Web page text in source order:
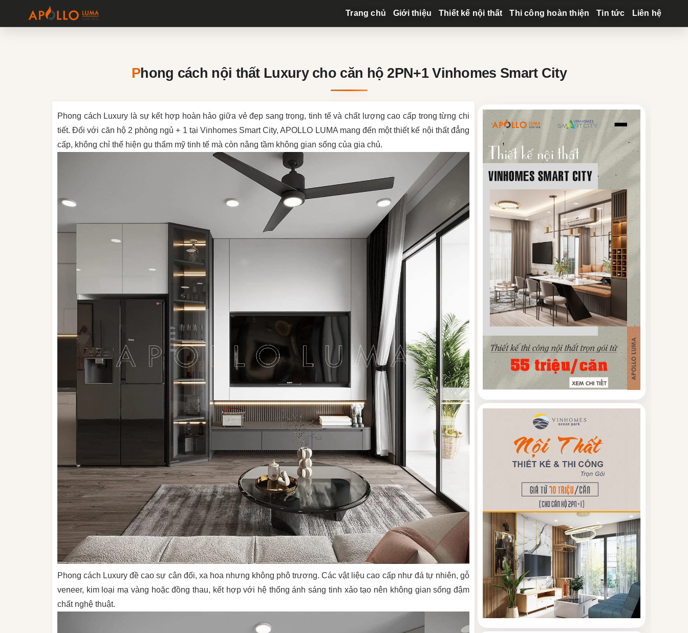
Trang chủ Giới thiệu Thiết kế nội thất Thi công hoàn thiện Tin tức Liên hệ
Phong cách nội thất Luxury cho căn hộ 2PN+1 Vinhomes Smart City
Phong cách Luxury là sự kết hợp hoàn hảo giữa vẻ đẹp sang trọng, tinh tế và chất lượng cao cấp trong từng chi
tiết. Đối với căn hộ 2 phòng ngủ + 1 tại Vinhomes Smart City, APOLLO LUMA mang đến một thiết kế nội thất đẳng
cấp, không chỉ thể hiện gu thẩm mỹ tinh tế mà còn nâng tầm không gian sống của gia chủ.
Phong cách Luxury đề cao sự cân đối, xa hoa nhưng không phô trương. Các vật liệu cao cấp như đá tự nhiên, gỗ
veneer, kim loại mạ vàng hoặc đồng thau, kết hợp với hệ thống ánh sáng tinh xảo tạo nên không gian sống đậm
chất nghệ thuật.